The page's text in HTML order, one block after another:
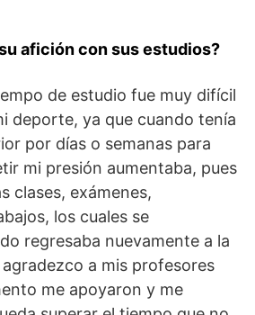
afición con sus estudios?
de estudio fue muy difícil
deporte, ya que cuando tenía
por días o semanas para
mi presión aumentaba, pues
clases, exámenes,
los cuales se
regresaba nuevamente a la
a mis profesores
me apoyaron y me